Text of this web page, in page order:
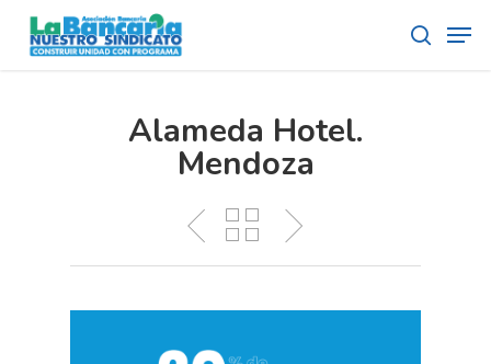
main
search
Alameda Hotel.
Mendoza